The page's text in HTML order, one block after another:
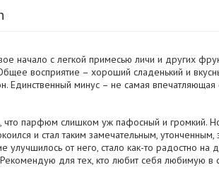
начало с легкой примесью личи и других
восприятие – хороший сладенький и
Единственный минус – не самая впечатляющая
что парфюм слишком уж пафосный и громкий.
и стал таким замечательным,
от него, стало как-то радостно на
Рекомендую для тех, кто любит себя любимую в